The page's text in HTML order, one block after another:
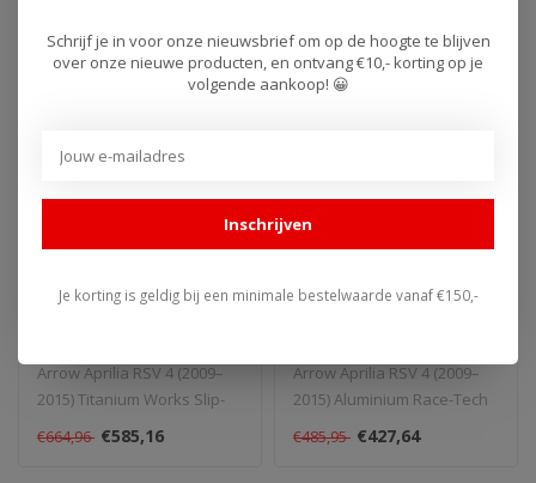
SALE -12%
2015) Titanium Works
Arrow Aprilia RSV 4 (2009–
2015) Titanium Works Slip-
On. Type: Works Slip-On. M..
€664,96 €585,16
SALE -12%
2015) Aluminium
Arrow Aprilia RSV 4 (2009–
2015) Aluminium Race-Tech
Slip-On. Type: Race-Tech S..
€485,95 €427,64
Schrijf je in voor onze nieuwsbrief om op de hoogte te blijven
over onze nieuwe producten, en ontvang €10,- korting op je
volgende aankoop! 😀
Inschrijven
Je korting is geldig bij een minimale bestelwaarde vanaf €150,-